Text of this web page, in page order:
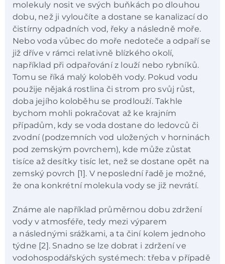
molekuly nosit ve svých buňkách po dlouhou
dobu, než ji vyloučíte a dostane se kanalizací do
čistírny odpadních vod, řeky a následně moře.
Nebo voda vůbec do moře nedoteče a odpaří se
již dříve v rámci relativně blízkého okolí,
například při odpařování z louží nebo rybníků.
Tomu se říká malý koloběh vody. Pokud vodu
použije nějaká rostlina či strom pro svůj růst,
doba jejího koloběhu se prodlouží. Takhle
bychom mohli pokračovat až ke krajním
případům, kdy se voda dostane do ledovců či
zvodní (podzemních vod uložených v horninách
pod zemským povrchem), kde může zůstat
tisíce až desítky tisíc let, než se dostane opět na
zemský povrch [1]. V neposlední řadě je možné,
že ona konkrétní molekula vody se již nevrátí.
Známe ale například průměrnou dobu zdržení
vody v atmosféře, tedy mezi výparem
a následnými srážkami, a ta činí kolem jednoho
týdne [2]. Snadno se lze dobrat i zdržení ve
vodohospodářských systémech: třeba v případě